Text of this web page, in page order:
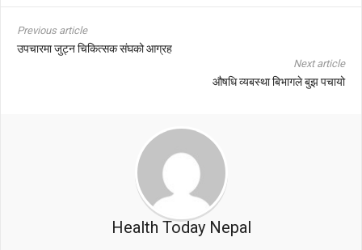
Previous article
उपचारमा जुट्न चिकित्सक संघको आग्रह
Next article
औषधि व्यबस्था बिभागले बुझ पचायो
Health Today Nepal